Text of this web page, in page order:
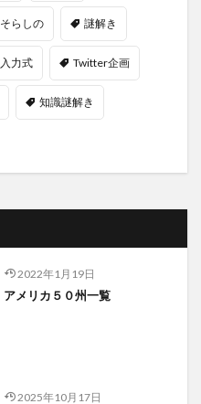
そらしの 謎解き
入力式 Twitter企画
知識謎解き
2022年1月19日
アメリカ５０州一覧
2025年10月17日